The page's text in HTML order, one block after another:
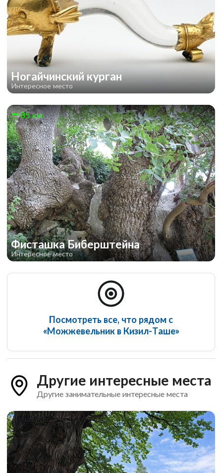
Ногайчинский курган
Интересное место
85 км
Фисташка Биберштейна
Интересное место
Посмотреть все, что рядом с
«Можжевельник в Кизил-Таше»
Другие интересные места
Другие занимательные интересные места